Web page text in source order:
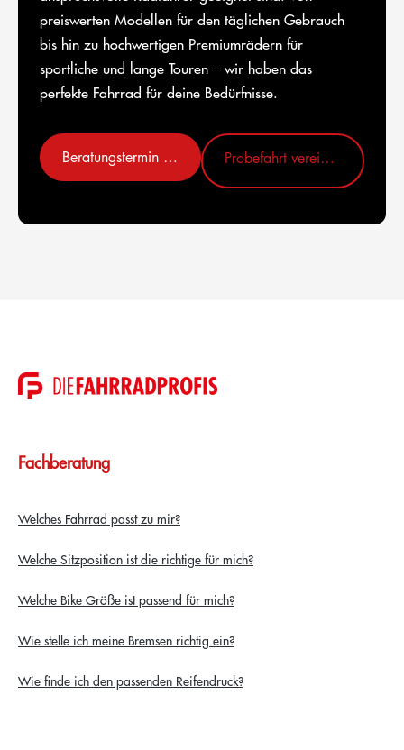
preiswerten Modellen für den täglichen Gebrauch
bis hin zu hochwertigen Premiumrädern für
sportliche und lange Touren – wir haben das
perfekte Fahrrad für deine Bedürfnisse.
Beratungstermin vereinbaren Probefahrt vereinbaren
Fachberatung
Welches Fahrrad passt zu mir?
Welche Sitzposition ist die richtige für mich?
Welche Bike Größe ist passend für mich?
Wie stelle ich meine Bremsen richtig ein?
Wie finde ich den passenden Reifendruck?